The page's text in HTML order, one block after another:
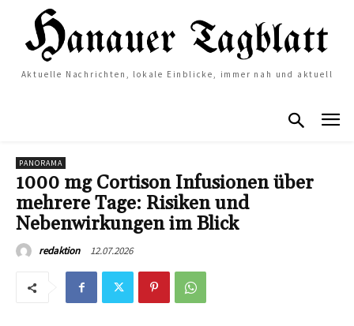
Aktuelle Nachrichten, lokale Einblicke, immer nah und aktuell
PANORAMA
1000 mg Cortison Infusionen über
mehrere Tage: Risiken und
Nebenwirkungen im Blick
redaktion 12.07.2026